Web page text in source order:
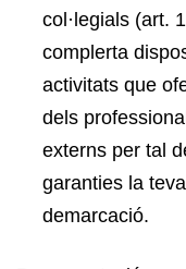
col·legials (art.
complerta
activitats que
dels
externs per tal
garanties la
demarcació.